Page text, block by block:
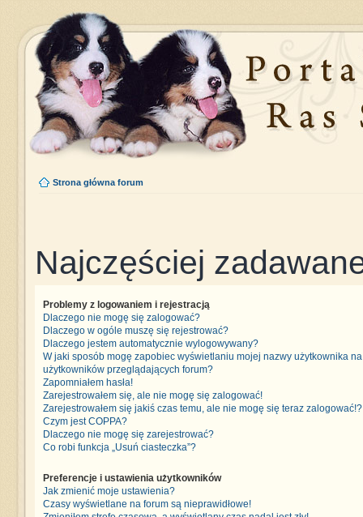
Strona główna forum
Najczęściej
Problemy z logowaniem i rejestracją
Dlaczego nie mogę się zalogować?
Dlaczego w ogóle muszę się rejestrować?
Dlaczego jestem automatycznie wylogowywany?
W jaki sposób mogę zapobiec wyświetlaniu mojej nazwy użytkownika
użytkowników przeglądających forum?
Zapomniałem hasła!
Zarejestrowałem się, ale nie mogę się zalogować!
Zarejestrowałem się jakiś czas temu, ale nie mogę się teraz
Czym jest COPPA?
Dlaczego nie mogę się zarejestrować?
Co robi funkcja „Usuń ciasteczka”?
Preferencje i ustawienia użytkowników
Jak zmienić moje ustawienia?
Czasy wyświetlane na forum są nieprawidłowe!